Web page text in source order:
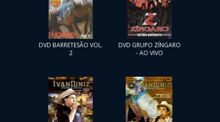
DVD BARRETESÃO VOL.
2
DVD GRUPO ZÍNGARO
- AO VIVO